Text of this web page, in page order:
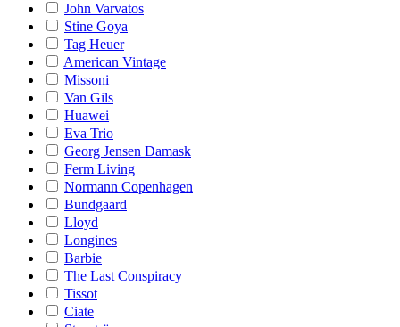
John Varvatos
Stine Goya
Tag Heuer
American Vintage
Missoni
Van Gils
Huawei
Eva Trio
Georg Jensen Damask
Ferm Living
Normann Copenhagen
Bundgaard
Lloyd
Longines
Barbie
The Last Conspiracy
Tissot
Ciate